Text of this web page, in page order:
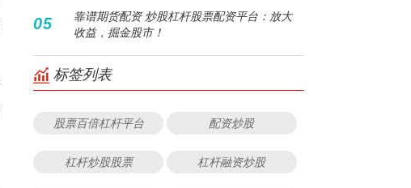
05
靠谱期货配资 炒股杠杆股票配资平台：放大
收益，掘金股市！
标签列表
股票百倍杠杆平台 配资炒股
杠杆炒股股票 杠杆融资炒股